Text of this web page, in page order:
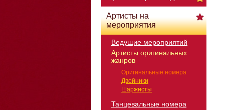
Артисты на
мероприятия
Ведущие мероприятий
Артисты оригинальных
жанров
Оригинальные номера
Двойники
Шаржисты
Танцевальные номера